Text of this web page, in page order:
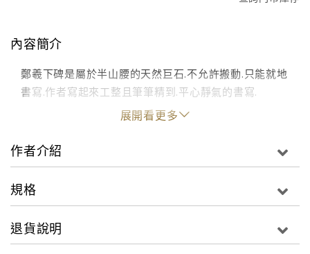
內容簡介
鄭羲下碑是屬於半山腰的天然巨石.不允許搬動.只能就地
書寫.作者寫起來工整且筆筆精到.平心靜氣的書寫.
展開看更多
作者介紹
規格
退貨說明